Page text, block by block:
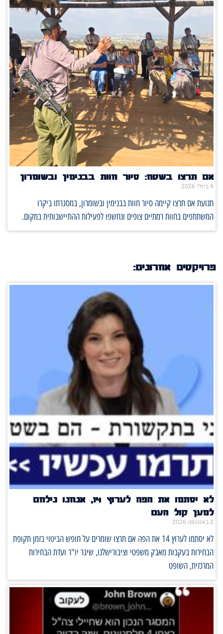
אם תרצו בשטח: סיור חוות בבנימין ובשומרון
9 ביולי 2026
תנועת אם תרצו קיימה סיור חוות בבנימין ובשומרון, במסגרתו ביקרו
המשתתפים בחוות רמתיים צופים ונחשפו לפעילות ההתיישבותית במקום.
פרויקטים אחרונים:
לא יסתמו את הפה לערוץ 14, אנחנו נילחם
למען קול העם
2 באוגוסט 2026
לא יסתמו לערוץ 14 את הפה אם תרצו שומרים על חופש הביטוי בזמן תקופת
הבחירות בעקבות מאבק משפטי וציבורישלנו, שיגר יו"ר ועדת הבחירות
המרכזית, השופט